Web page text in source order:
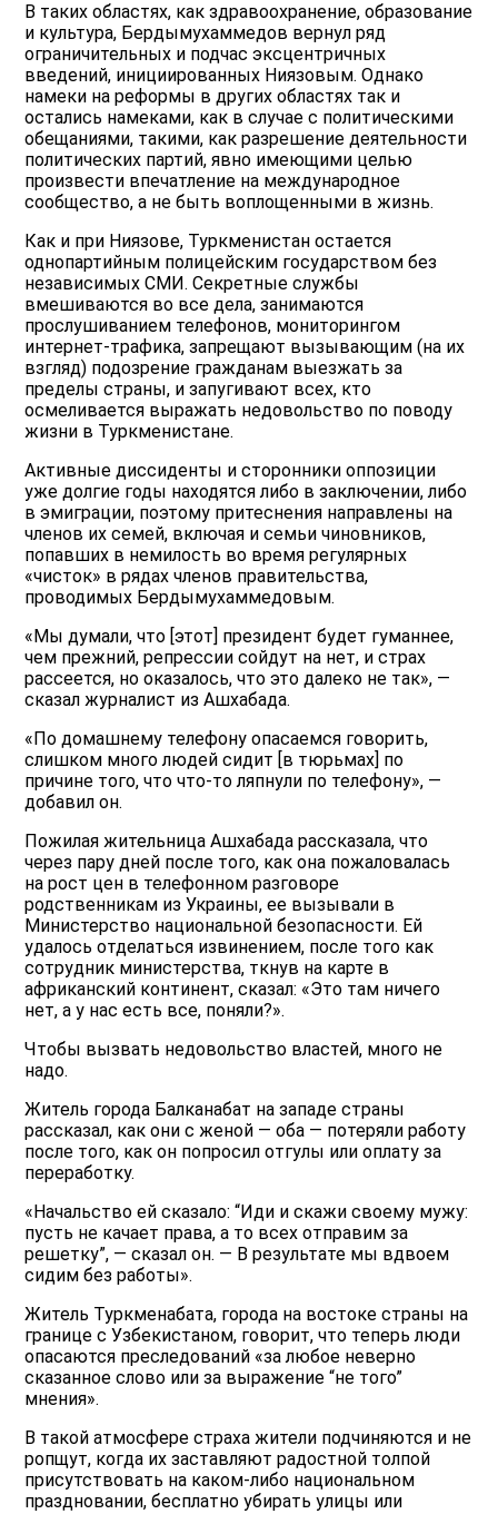
В таких областях, как здравоохранение, образование
и культура, Бердымухаммедов вернул ряд
ограничительных и подчас эксцентричных
введений, инициированных Ниязовым. Однако
намеки на реформы в других областях так и
остались намеками, как в случае с политическими
обещаниями, такими, как разрешение деятельности
политических партий, явно имеющими целью
произвести впечатление на международное
сообщество, а не быть воплощенными в жизнь.
Как и при Ниязове, Туркменистан остается
однопартийным полицейским государством без
независимых СМИ. Секретные службы
вмешиваются во все дела, занимаются
прослушиванием телефонов, мониторингом
интернет-трафика, запрещают вызывающим (на их
взгляд) подозрение гражданам выезжать за
пределы страны, и запугивают всех, кто
осмеливается выражать недовольство по поводу
жизни в Туркменистане.
Активные диссиденты и сторонники оппозиции
уже долгие годы находятся либо в заключении, либо
в эмиграции, поэтому притеснения направлены на
членов их семей, включая и семьи чиновников,
попавших в немилость во время регулярных
«чисток» в рядах членов правительства,
проводимых Бердымухаммедовым.
«Мы думали, что [этот] президент будет гуманнее,
чем прежний, репрессии сойдут на нет, и страх
рассеется, но оказалось, что это далеко не так», —
сказал журналист из Ашхабада.
«По домашнему телефону опасаемся говорить,
слишком много людей сидит [в тюрьмах] по
причине того, что что-то ляпнули по телефону», —
добавил он.
Пожилая жительница Ашхабада рассказала, что
через пару дней после того, как она пожаловалась
на рост цен в телефонном разговоре
родственникам из Украины, ее вызывали в
Министерство национальной безопасности. Ей
удалось отделаться извинением, после того как
сотрудник министерства, ткнув на карте в
африканский континент, сказал: «Это там ничего
нет, а у нас есть все, поняли?».
Чтобы вызвать недовольство властей, много не
надо.
Житель города Балканабат на западе страны
рассказал, как они с женой — оба — потеряли работу
после того, как он попросил отгулы или оплату за
переработку.
«Начальство ей сказало: “Иди и скажи своему мужу:
пусть не качает права, а то всех отправим за
решетку”, — сказал он. — В результате мы вдвоем
сидим без работы».
Житель Туркменабата, города на востоке страны на
границе с Узбекистаном, говорит, что теперь люди
опасаются преследований «за любое неверно
сказанное слово или за выражение “не того”
мнения».
В такой атмосфере страха жители подчиняются и не
ропщут, когда их заставляют радостной толпой
присутствовать на каком-либо национальном
праздновании, бесплатно убирать улицы или